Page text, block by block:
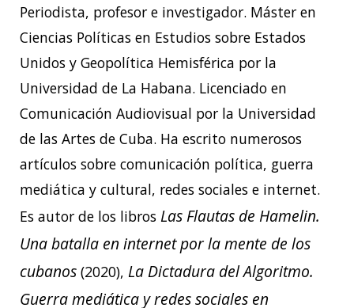
Periodista, profesor e investigador. Máster en
Ciencias Políticas en Estudios sobre Estados
Unidos y Geopolítica Hemisférica por la
Universidad de La Habana. Licenciado en
Comunicación Audiovisual por la Universidad
de las Artes de Cuba. Ha escrito numerosos
artículos sobre comunicación política, guerra
mediática y cultural, redes sociales e internet.
Es autor de los libros Las Flautas de Hamelin.
Una batalla en internet por la mente de los
cubanos (2020), La Dictadura del Algoritmo.
Guerra mediática y redes sociales en